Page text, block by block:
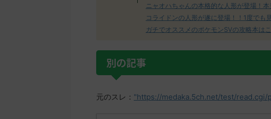
ニャオハちゃんの本格的な人形が登場！本
コライドンの人形が遂に登場！！1度でも
ガチでオススメのポケモンSVの攻略本はこ
別の記事
元のスレ： "https://medaka.5ch.net/test/read.cgi/